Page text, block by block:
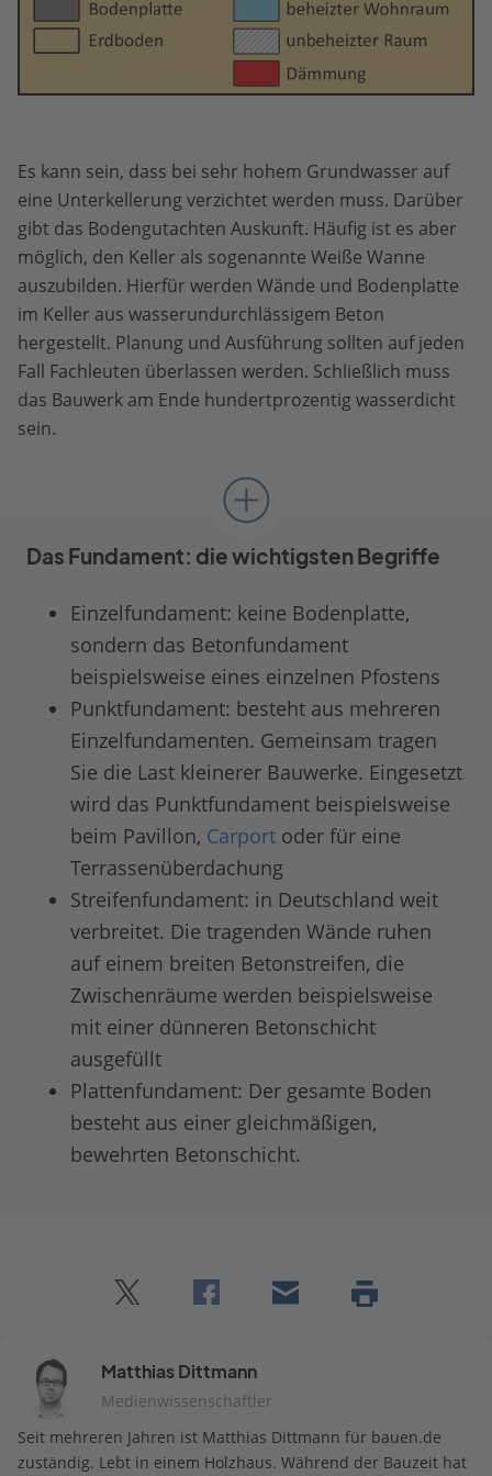
Es kann sein, dass bei sehr hohem Grundwasser auf
eine Unterkellerung verzichtet werden muss. Darüber
gibt das Bodengutachten Auskunft. Häufig ist es aber
möglich, den Keller als sogenannte Weiße Wanne
auszubilden. Hierfür werden Wände und Bodenplatte
im Keller aus wasserundurchlässigem Beton
hergestellt. Planung und Ausführung sollten auf jeden
Fall Fachleuten überlassen werden. Schließlich muss
das Bauwerk am Ende hundertprozentig wasserdicht
sein.
Das Fundament: die wichtigsten Begriffe
Einzelfundament: keine Bodenplatte,
sondern das Betonfundament
beispielsweise eines einzelnen Pfostens
Punktfundament: besteht aus mehreren
Einzelfundamenten. Gemeinsam tragen
Sie die Last kleinerer Bauwerke. Eingesetzt
wird das Punktfundament beispielsweise
beim Pavillon, Carport oder für eine
Terrassenüberdachung
Streifenfundament: in Deutschland weit
verbreitet. Die tragenden Wände ruhen
auf einem breiten Betonstreifen, die
Zwischenräume werden beispielsweise
mit einer dünneren Betonschicht
ausgefüllt
Plattenfundament: Der gesamte Boden
besteht aus einer gleichmäßigen,
bewehrten Betonschicht.
Matthias Dittmann
Medienwissenschaftler
Seit mehreren Jahren ist Matthias Dittmann für bauen.de
zuständig. Lebt in einem Holzhaus. Während der Bauzeit hat